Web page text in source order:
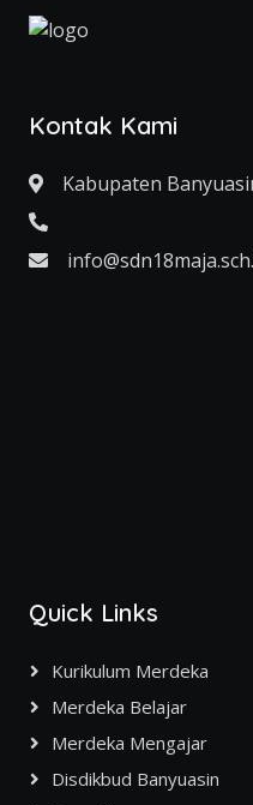
Kontak Kami
Kabupaten
Quick Links
Kurikulum Merdeka
Merdeka Belajar
Merdeka Mengajar
Disdikbud Banyuasin